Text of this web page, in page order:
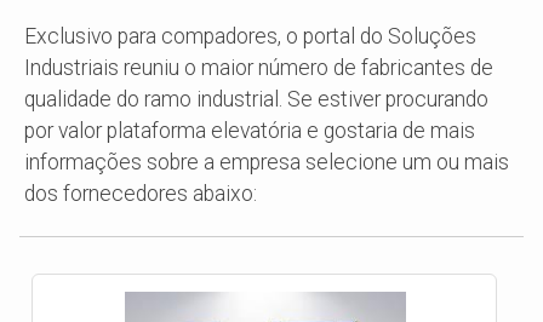
Exclusivo para compadores, o portal do Soluções
Industriais reuniu o maior número de fabricantes de
qualidade do ramo industrial. Se estiver procurando
por valor plataforma elevatória e gostaria de mais
informações sobre a empresa selecione um ou mais
dos fornecedores abaixo: